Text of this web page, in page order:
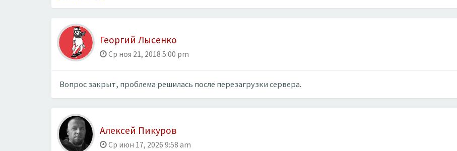
Георгий Лысенко
Ср ноя 21, 2018 5:00 pm
Вопрос закрыт, проблема решилась после перезагрузки сервера.
Алексей Пикуров
Ср июн 17, 2026 9:58 am